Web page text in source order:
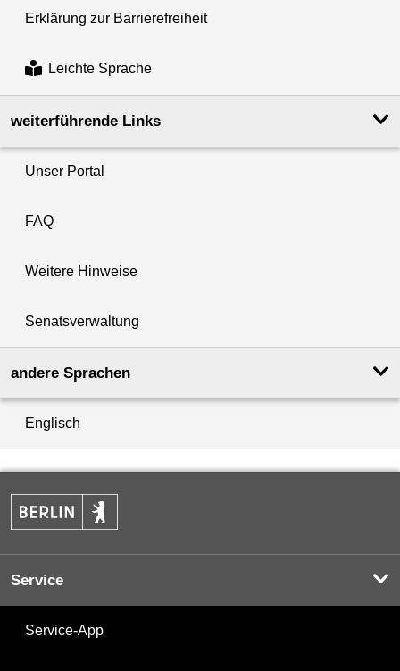
Erklärung zur Barrierefreiheit
Leichte Sprache
weiterführende Links
Unser Portal
FAQ
Weitere Hinweise
Senatsverwaltung
andere Sprachen
Englisch
Service
Service-App